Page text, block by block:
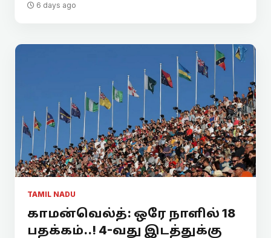
6 days ago
TAMIL NADU
காமன்வெல்த்: ஒரே நாளில் 18
பதக்கம்..! 4-வது இடத்துக்கு